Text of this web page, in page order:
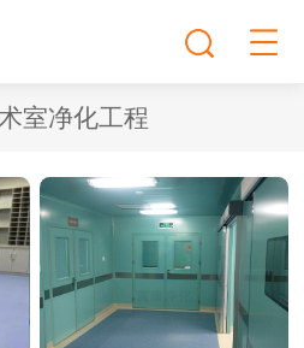
室净化工程